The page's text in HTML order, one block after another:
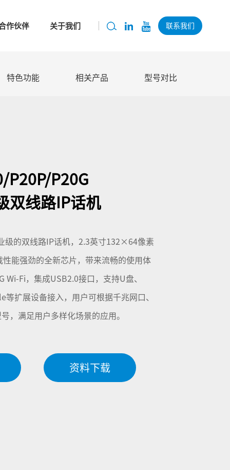
作伙伴 关于我们 联系我们
特色功能 相关产品 型号对比
P20P/P20G
双线路IP话机
级的双线路IP话机，2.3英寸132×64像素
能强劲的全新芯片，带来流畅的使用体
Wi-Fi，集成USB2.0接口，支持U盘、
等扩展设备接入，用户可根据千兆网口、
，满足用户多样化场景的应用。
资料下载